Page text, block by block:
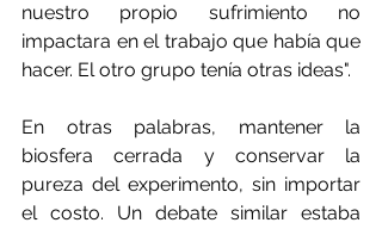
nuestro propio sufrimiento no
impactara en el trabajo que había que
hacer. El otro grupo tenía otras ideas".
En otras palabras, mantener la
biosfera cerrada y conservar la
pureza del experimento, sin importar
el costo. Un debate similar estaba